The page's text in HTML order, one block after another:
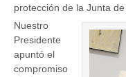
protección de la Junta de
Nuestro
Presidente
apuntó el
compromiso